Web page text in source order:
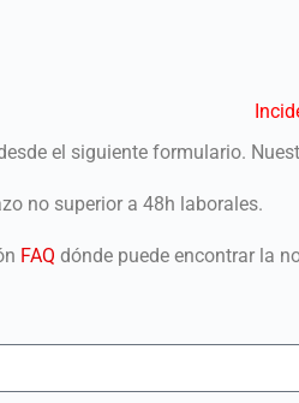
el siguiente formulario.
no superior a 48h laborales.
FAQ dónde puede encontrar la